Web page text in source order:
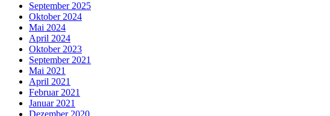
September 2025
Oktober 2024
Mai 2024
April 2024
Oktober 2023
September 2021
Mai 2021
April 2021
Februar 2021
Januar 2021